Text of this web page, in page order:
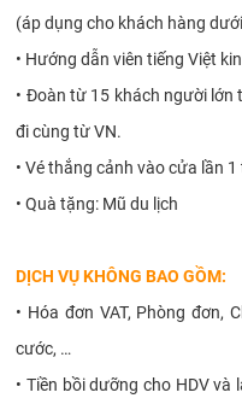
(áp dụng cho khách hàng
• Hướng dẫn viên tiếng Việt
• Đoàn từ 15 khách người lớn
đi cùng từ VN.
• Vé thắng cảnh vào cửa lần
• Quà tặng: Mũ du lịch
DỊCH VỤ KHÔNG BAO GỒM:
• Hóa đơn VAT, Phòng đơn,
cước, …
• Tiền bồi dưỡng cho HDV và